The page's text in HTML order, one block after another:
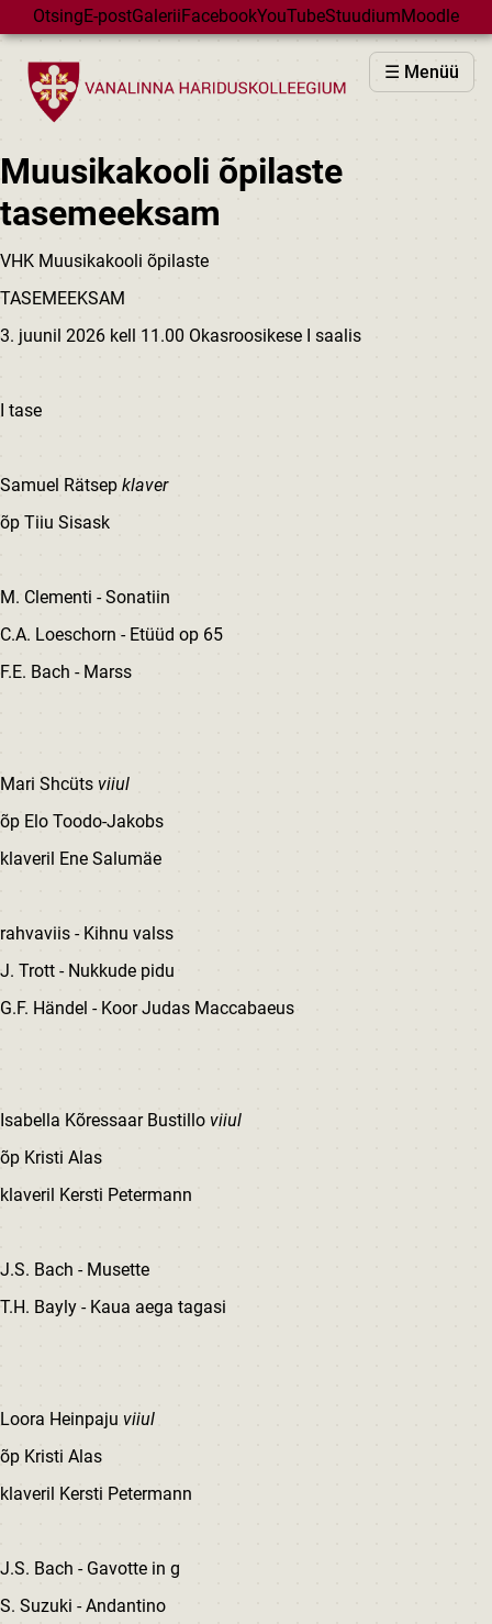
Skip to main content
OtsingE-postGaleriiFacebookYouTubeStuudiumMoodle
☰ Menüü
VHK
VASTUVÕTT
GÜMNAASIUM
MAJAD
Muusikakooli õpilaste
tasemeeksam
VHK Muusikakooli õpilaste
TASEMEEKSAM
3. juunil 2026 kell 11.00 Okasroosikese I saalis
I tase
Samuel Rätsep klaver
õp Tiiu Sisask
M. Clementi - Sonatiin
C.A. Loeschorn - Etüüd op 65
F.E. Bach - Marss
Mari Shcüts viiul
õp Elo Toodo-Jakobs
klaveril Ene Salumäe
rahvaviis - Kihnu valss
J. Trott - Nukkude pidu
G.F. Händel - Koor Judas Maccabaeus
Isabella Kõressaar Bustillo viiul
õp Kristi Alas
klaveril Kersti Petermann
J.S. Bach - Musette
T.H. Bayly - Kaua aega tagasi
Loora Heinpaju viiul
õp Kristi Alas
klaveril Kersti Petermann
J.S. Bach - Gavotte in g
S. Suzuki - Andantino